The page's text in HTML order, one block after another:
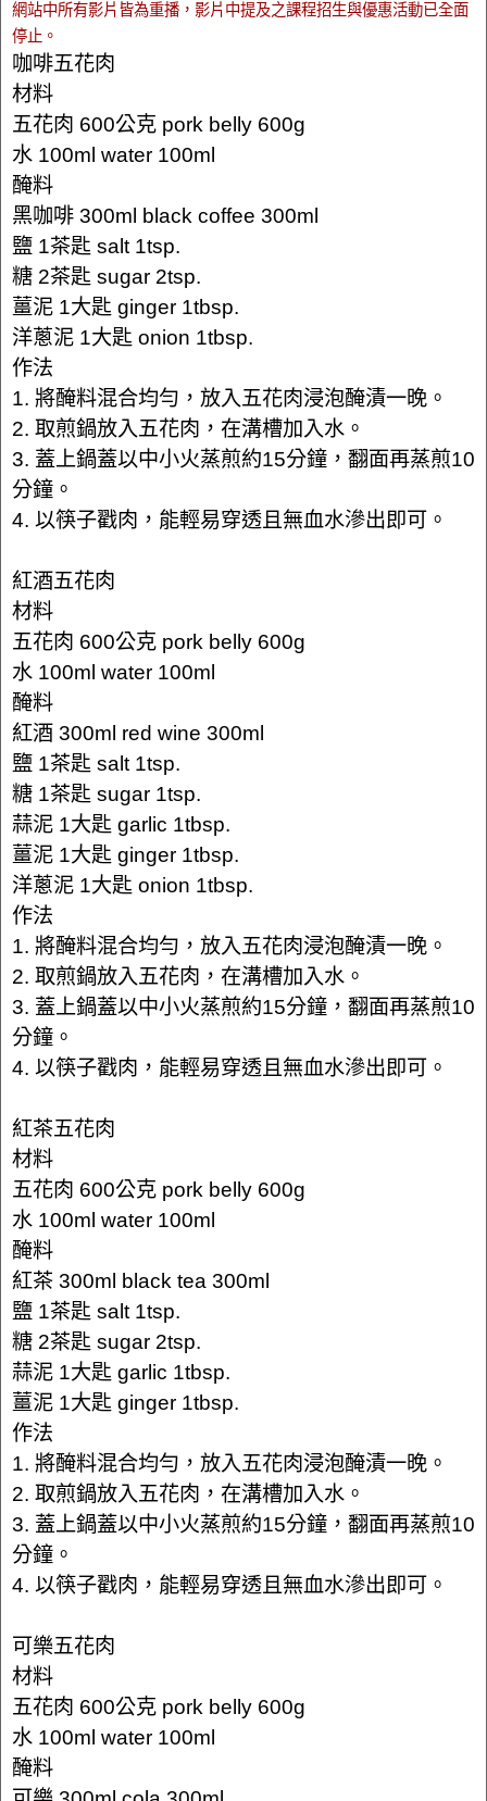
網站中所有影片皆為重播，影片中提及之課程招生與優惠活動已全面
停止。
咖啡五花肉
材料
五花肉 600公克 pork belly 600g
水 100ml water 100ml
醃料
黑咖啡 300ml black coffee 300ml
鹽 1茶匙 salt 1tsp.
糖 2茶匙 sugar 2tsp.
薑泥 1大匙 ginger 1tbsp.
洋蔥泥 1大匙 onion 1tbsp.
作法
1. 將醃料混合均勻，放入五花肉浸泡醃漬一晚。
2. 取煎鍋放入五花肉，在溝槽加入水。
3. 蓋上鍋蓋以中小火蒸煎約15分鐘，翻面再蒸煎10
分鐘。
4. 以筷子戳肉，能輕易穿透且無血水滲出即可。
紅酒五花肉
材料
五花肉 600公克 pork belly 600g
水 100ml water 100ml
醃料
紅酒 300ml red wine 300ml
鹽 1茶匙 salt 1tsp.
糖 1茶匙 sugar 1tsp.
蒜泥 1大匙 garlic 1tbsp.
薑泥 1大匙 ginger 1tbsp.
洋蔥泥 1大匙 onion 1tbsp.
作法
1. 將醃料混合均勻，放入五花肉浸泡醃漬一晚。
2. 取煎鍋放入五花肉，在溝槽加入水。
3. 蓋上鍋蓋以中小火蒸煎約15分鐘，翻面再蒸煎10
分鐘。
4. 以筷子戳肉，能輕易穿透且無血水滲出即可。
紅茶五花肉
材料
五花肉 600公克 pork belly 600g
水 100ml water 100ml
醃料
紅茶 300ml black tea 300ml
鹽 1茶匙 salt 1tsp.
糖 2茶匙 sugar 2tsp.
蒜泥 1大匙 garlic 1tbsp.
薑泥 1大匙 ginger 1tbsp.
作法
1. 將醃料混合均勻，放入五花肉浸泡醃漬一晚。
2. 取煎鍋放入五花肉，在溝槽加入水。
3. 蓋上鍋蓋以中小火蒸煎約15分鐘，翻面再蒸煎10
分鐘。
4. 以筷子戳肉，能輕易穿透且無血水滲出即可。
可樂五花肉
材料
五花肉 600公克 pork belly 600g
水 100ml water 100ml
醃料